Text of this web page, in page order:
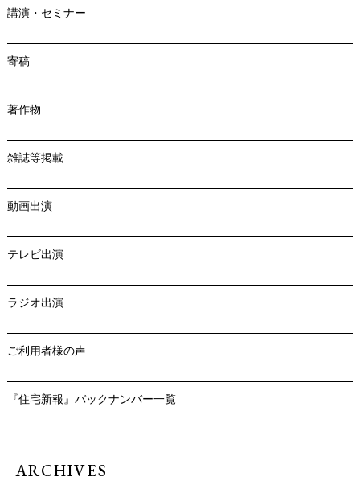
講演・セミナー
寄稿
著作物
雑誌等掲載
動画出演
テレビ出演
ラジオ出演
ご利用者様の声
『住宅新報』バックナンバー一覧
ARCHIVES